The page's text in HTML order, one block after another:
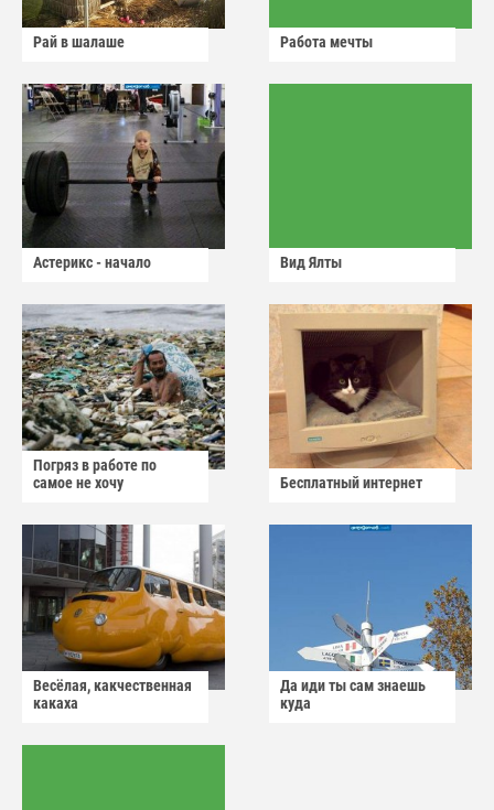
Рай в шалаше Работа мечты
Астерикс - начало Вид Ялты
Погряз в работе по
самое не хочу
Бесплатный интернет
Весёлая, какчественная
какаха
Да иди ты сам знаешь
куда